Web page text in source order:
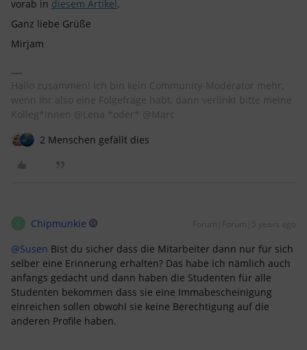
vorab in diesem Artikel.
Ganz liebe Grüße
Mirjam
Hallo zusammen! Ich bin kein Community-Moderator mehr,
wenn Ihr also eine Folgefrage habt, dann verlinkt bitte meine
Kolleg*innen @Lena *oder* @Marc
2 Menschen gefällt dies
Chipmunkie Forum|Forum|5 years ago
@Susen Bist du sicher dass die Mitarbeiter dann nur für sich
selber eine Erinnerung erhalten? Das habe ich nämlich auch
anfangs gedacht und dann haben die Studenten für alle
Studenten bekommen dass sie eine Immabescheinigung
einreichen sollen obwohl sie keine Berechtigung auf die
anderen Profile haben.